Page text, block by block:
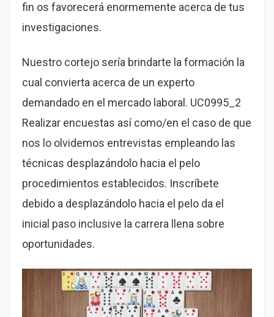
fin os favorecerá enormemente acerca de tus
investigaciones.
Nuestro cortejo serí­a brindarte la formación la
cual convierta acerca de un experto
demandado en el mercado laboral. UC0995_2
Realizar encuestas así­ como/en el caso de que
nos lo olvidemos entrevistas empleando las
técnicas desplazándolo hacia el pelo
procedimientos establecidos. Inscríbete
debido a desplazándolo hacia el pelo da el
inicial paso inclusive la carrera llena sobre
oportunidades.